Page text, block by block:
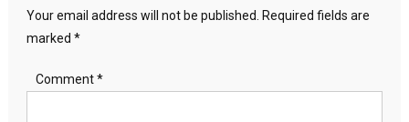
Your email address will not be published.
Required fields are
marked *
Comment*